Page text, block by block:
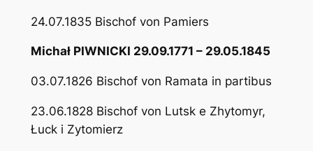
24.07.1835 Bischof von Pamiers
Michał PIWNICKI 29.09.1771 – 29.05.1845
03.07.1826 Bischof von Ramata in partibus
23.06.1828 Bischof von Lutsk e Zhytomyr,
Łuck i Zytomierz